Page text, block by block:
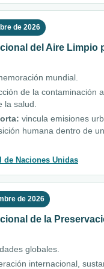
de 2026
del Aire Limpio
mundial.
de la contaminación
la salud.
vincula emisiones
humana dentro de
de Naciones Unidas
de 2026
de la
globales.
internacional,